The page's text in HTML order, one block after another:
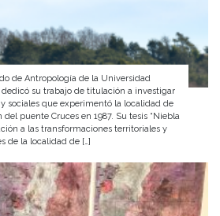
de Antropología de la Universidad
dedicó su trabajo de titulación a investigar
sociales que experimentó la localidad de
puente Cruces en 1987. Su tesis “Niebla
a las transformaciones territoriales y
de la localidad de […]